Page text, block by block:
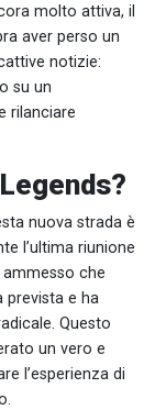
molto attiva, il
aver perso un
notizie:
su un
rilanciare
nuova strada è
l’ultima riunione
ammesso che
prevista e ha
Questo
un vero e
l’esperienza di